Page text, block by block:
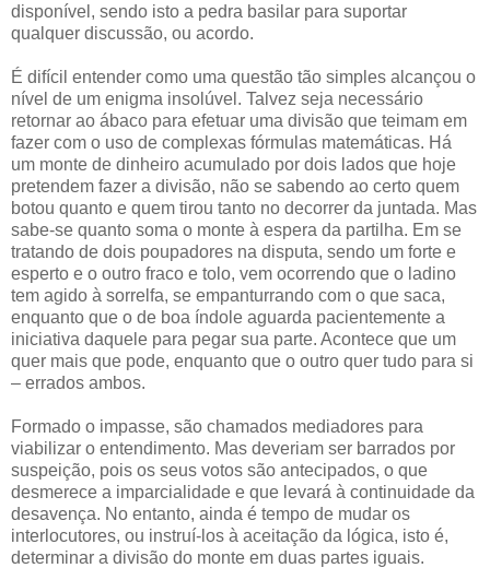
disponível, sendo isto a pedra basilar para suportar
qualquer discussão, ou acordo.
É difícil entender como uma questão tão simples alcançou o
nível de um enigma insolúvel. Talvez seja necessário
retornar ao ábaco para efetuar uma divisão que teimam em
fazer com o uso de complexas fórmulas matemáticas. Há
um monte de dinheiro acumulado por dois lados que hoje
pretendem fazer a divisão, não se sabendo ao certo quem
botou quanto e quem tirou tanto no decorrer da juntada. Mas
sabe-se quanto soma o monte à espera da partilha. Em se
tratando de dois poupadores na disputa, sendo um forte e
esperto e o outro fraco e tolo, vem ocorrendo que o ladino
tem agido à sorrelfa, se empanturrando com o que saca,
enquanto que o de boa índole aguarda pacientemente a
iniciativa daquele para pegar sua parte. Acontece que um
quer mais que pode, enquanto que o outro quer tudo para si
– errados ambos.
Formado o impasse, são chamados mediadores para
viabilizar o entendimento. Mas deveriam ser barrados por
suspeição, pois os seus votos são antecipados, o que
desmerece a imparcialidade e que levará à continuidade da
desavença. No entanto, ainda é tempo de mudar os
interlocutores, ou instruí-los à aceitação da lógica, isto é,
determinar a divisão do monte em duas partes iguais.